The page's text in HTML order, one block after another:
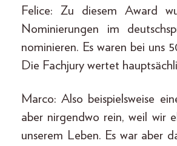
Felice: Zu diesem Award
Nominierungen im
nominieren. Es waren bei uns
Die Fachjury wertet
Marco: Also beispielsweise
aber nirgendwo rein, weil wir
unserem Leben. Es war aber